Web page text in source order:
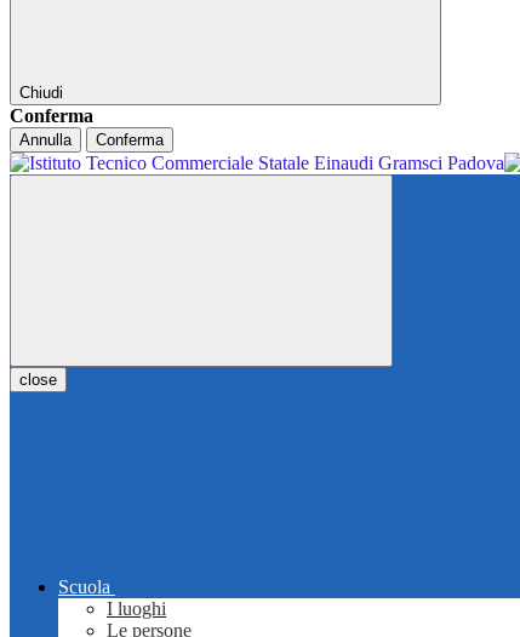
Chiudi
Conferma
Annulla Conferma
close
Scuola
I luoghi
Le persone